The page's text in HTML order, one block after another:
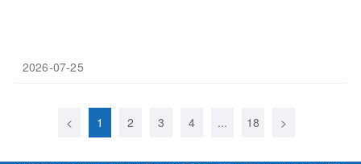
2026-07-25
< 1 2 3 4 ... 18 >